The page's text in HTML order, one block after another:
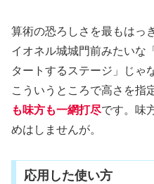
算術の恐ろしさを最もはっ
イオネル城城門前みたいな
タートするステージ」じゃ
こういうところで高さを指
も味方も一網打尽です。味
めはしませんが。
応用した使い方